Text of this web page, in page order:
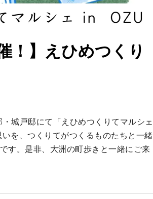
！】えひめつくり
城戸邸にて「えひめつくりてマルシェ
を、つくりてがつくるものたちと一緒
す。是非、大洲の町歩きと一緒にご来